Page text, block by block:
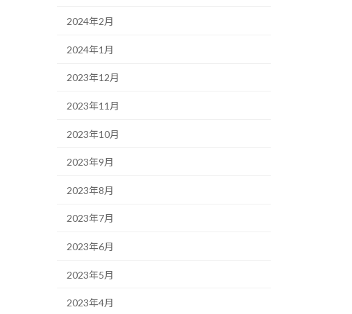
2024年2月
2024年1月
2023年12月
2023年11月
2023年10月
2023年9月
2023年8月
2023年7月
2023年6月
2023年5月
2023年4月